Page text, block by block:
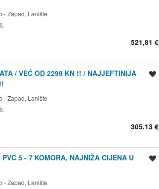
- Zapad, Lanište
521,81 €
/ VEĆ OD 2299 KN !! / NAJJEFTINIJA
- Zapad, Lanište
305,13 €
5 - 7 KOMORA, NAJNIŽA CIJENA U
- Zapad, Lanište